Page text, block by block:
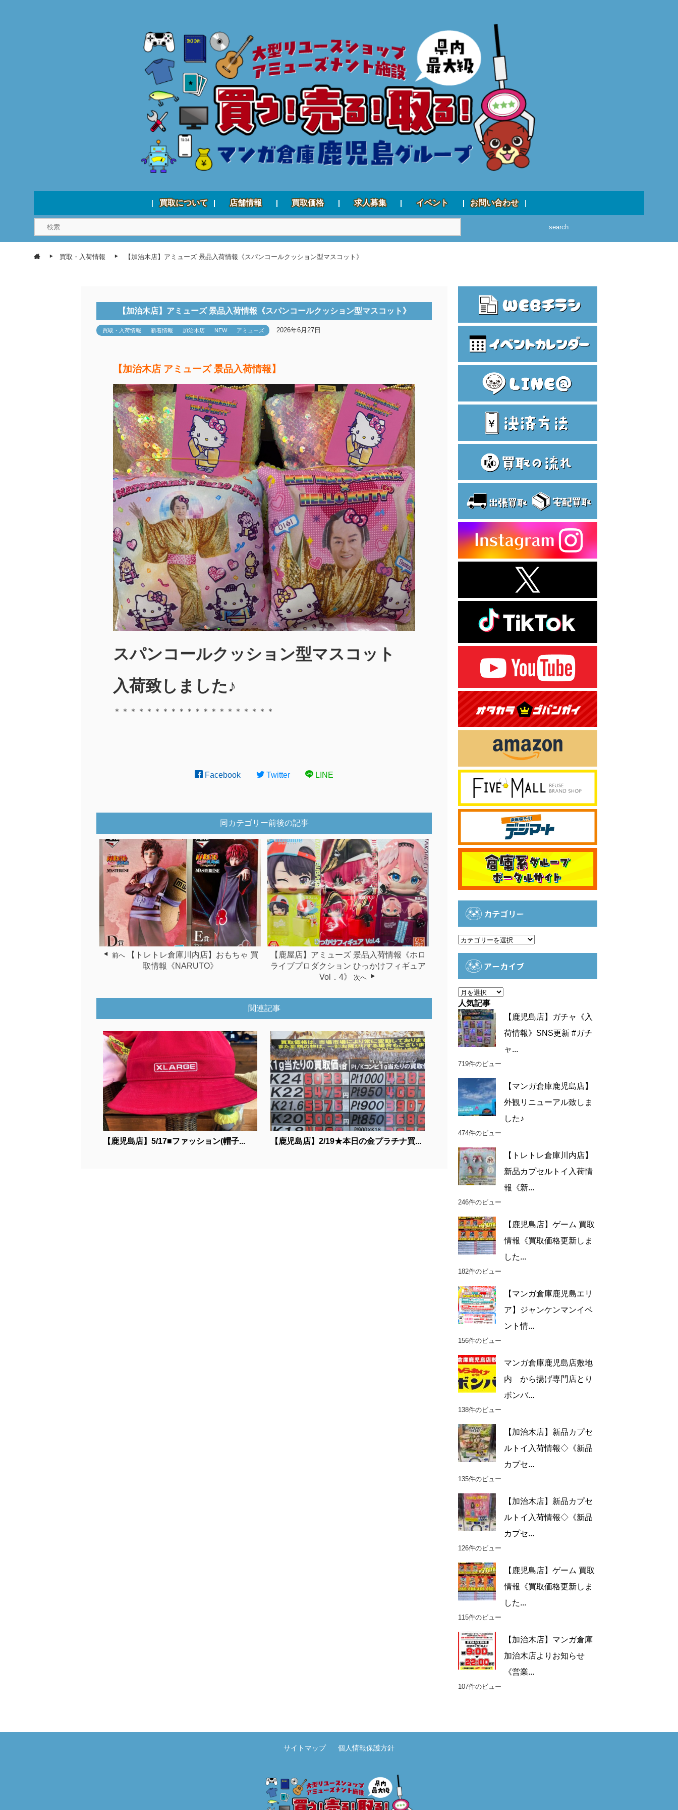
買取について 店舗情報 買取価格 求人募集 イベント お問い合わせ
search
買取・入荷情報 【加治木店】アミューズ 景品入荷情報《スパンコールクッション型マスコット》
【加治木店】アミューズ 景品入荷情報《スパンコールクッション型マスコット》
買取・入荷情報 新着情報 加治木店 NEW アミューズ 2026年6月27日
【加治木店 アミューズ 景品入荷情報】
スパンコールクッション型マスコット
入荷致しました♪
＊＊＊＊＊＊＊＊＊＊＊＊＊＊＊＊＊＊＊＊
Facebook Twitter LINE
同カテゴリー前後の記事
前へ
【トレトレ倉庫川内店】おもちゃ 買
取情報《NARUTO》
【鹿屋店】アミューズ 景品入荷情報《ホロ
ライブプロダクション ひっかけフィギュア
Vol．4》
次へ
関連記事
【鹿児島店】5/17■ファッション(帽子... 【鹿児島店】2/19★本日の金プラチナ買...
カテゴリー
カ
アーカイブ
ア
ー
カ
イ
ブ
人気記事
【鹿児島店】ガチャ《入
荷情報》SNS更新 #ガチ
ャ...
719件のビュー
【マンガ倉庫鹿児島店】
外観リニューアル致しま
した♪
474件のビュー
【トレトレ倉庫川内店】
新品カプセルトイ入荷情
報《新...
246件のビュー
【鹿児島店】ゲーム 買取
情報《買取価格更新しま
した...
182件のビュー
【マンガ倉庫鹿児島エリ
ア】ジャンケンマンイベ
ント情...
156件のビュー
マンガ倉庫鹿児島店敷地
内 から揚げ専門店とり
ボンバ...
138件のビュー
【加治木店】新品カプセ
ルトイ入荷情報◇《新品
カプセ...
135件のビュー
【加治木店】新品カプセ
ルトイ入荷情報◇《新品
カプセ...
126件のビュー
【鹿児島店】ゲーム 買取
情報《買取価格更新しま
した...
115件のビュー
【加治木店】マンガ倉庫
加治木店よりお知らせ
《営業...
107件のビュー
サイトマップ 個人情報保護方針